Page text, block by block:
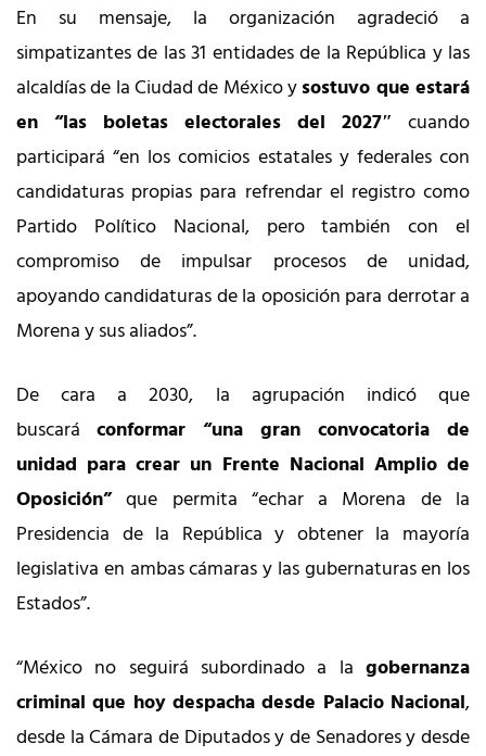
En su mensaje, la organización agradeció a
simpatizantes de las 31 entidades de la República y las
alcaldías de la Ciudad de México ysostuvo que estará
en “las boletas electorales del 2027″ cuando
participará “en los comicios estatales y federales con
candidaturas propias para refrendar el registro como
Partido Político Nacional, pero también con el
compromiso de impulsar procesos de unidad,
apoyando candidaturas de la oposición para derrotar a
Morena y sus aliados”.
De cara a 2030, la agrupación indicó que
buscará conformar “una gran convocatoria de
unidad para crear un Frente Nacional Amplio de
Oposición”que permita “echar a Morena de la
Presidencia de la República y obtener la mayoría
legislativa en ambas cámaras y las gubernaturas en los
Estados”.
“México no seguirá subordinado a la gobernanza
criminal que hoy despacha desde Palacio Nacional,
desde la Cámara de Diputados y de Senadores y desde